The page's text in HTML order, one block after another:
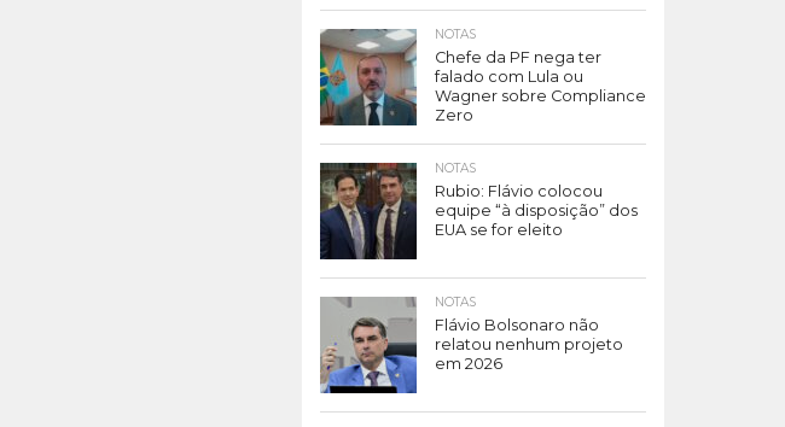
NOTAS
Chefe da PF nega ter
falado com Lula ou
Wagner sobre Compliance
Zero
NOTAS
Rubio: Flávio colocou
equipe “à disposição” dos
EUA se for eleito
NOTAS
Flávio Bolsonaro não
relatou nenhum projeto
em 2026